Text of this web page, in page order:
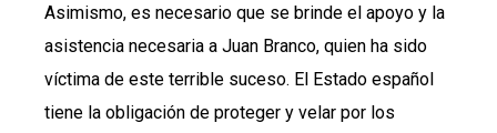
Asimismo, es necesario que se brinde el apoyo y la
asistencia necesaria a Juan Branco, quien ha sido
víctima de este terrible suceso. El Estado español
tiene la obligación de proteger y velar por los